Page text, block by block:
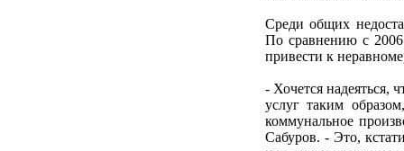
Среди общих
По сравнению с
привести к
- Хочется надеяться,
услуг таким
коммунальное
Сабуров. - Это,